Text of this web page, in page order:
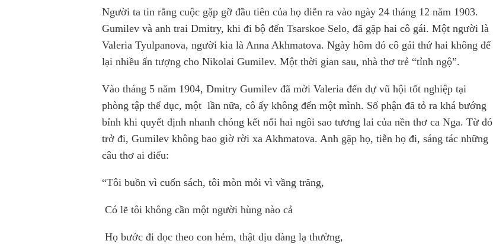
Người ta tin rằng cuộc gặp gỡ đầu tiên của họ diễn ra vào ngày 24 tháng 12 năm 1903.
Gumilev và anh trai Dmitry, khi đi bộ đến Tsarskoe Selo, đã gặp hai cô gái. Một người là
Valeria Tyulpanova, người kia là Anna Akhmatova. Ngày hôm đó cô gái thứ hai không để
lại nhiều ấn tượng cho Nikolai Gumilev. Một thời gian sau, nhà thơ trẻ “tỉnh ngộ”.
Vào tháng 5 năm 1904, Dmitry Gumilev đã mời Valeria đến dự vũ hội tốt nghiệp tại
phòng tập thể dục, một lần nữa, cô ấy không đến một mình. Số phận đã tỏ ra khá bướng
bỉnh khi quyết định nhanh chóng kết nối hai ngôi sao tương lai của nền thơ ca Nga. Từ đó
trở đi, Gumilev không bao giờ rời xa Akhmatova. Anh gặp họ, tiễn họ đi, sáng tác những
câu thơ ai điếu:
“Tôi buồn vì cuốn sách, tôi mòn mỏi vì vầng trăng,
Có lẽ tôi không cần một người hùng nào cả
Họ bước đi dọc theo con hẻm, thật dịu dàng lạ thường,